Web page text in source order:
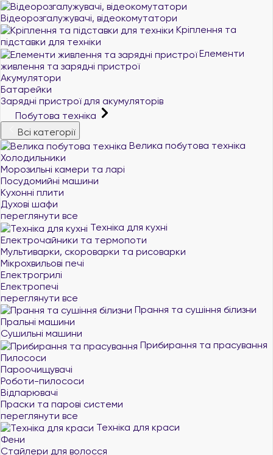
Відеорозгалужувачі, відеокомутатори
Кріплення та
підставки для техніки
Елементи
живлення та зарядні пристрої
Акумулятори
Батарейки
Зарядні пристрої для акумуляторів
Побутова техніка
Всі категорії
Велика побутова техніка
Холодильники
Морозильні камери та ларі
Посудомийні машини
Кухонні плити
Духові шафи
переглянути все
Техніка для кухні
Електрочайники та термопоти
Мультиварки, скороварки та рисоварки
Мікрохвильові печі
Електрогрилі
Електропечі
переглянути все
Прання та сушіння білизни
Пральні машини
Сушильні машини
Прибирання та прасування
Пилососи
Пароочищувачі
Роботи-пилососи
Відпарювачі
Праски та парові системи
переглянути все
Техніка для краси
Фени
Стайлери для волосся